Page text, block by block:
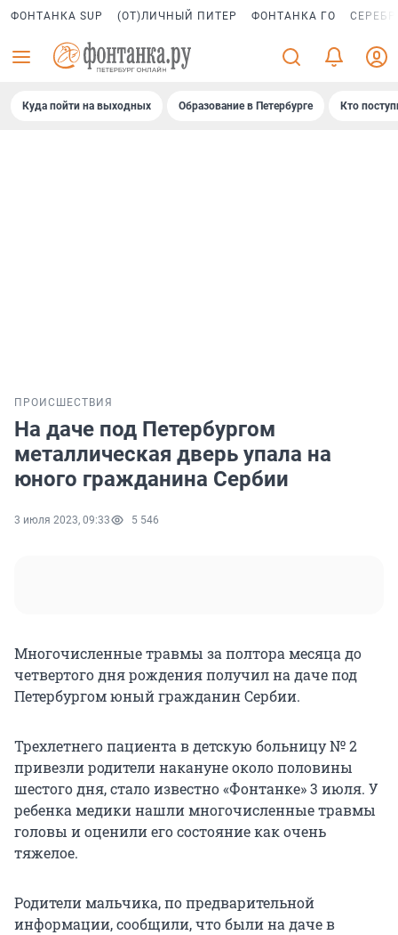
ФОНТАНКА SUP (ОТ)ЛИЧНЫЙ ПИТЕР ФОНТАНКА ГО
Куда пойти на выходных Образование в Петербурге Кто
ПРОИСШЕСТВИЯ
На даче под Петербургом
металлическая дверь упала на
юного гражданина Сербии
3 июля 2023, 09:33 5 546
Многочисленные травмы за полтора месяца до
четвертого дня рождения получил на даче под
Петербургом юный гражданин Сербии.
Трехлетнего пациента в детскую больницу № 2
привезли родители накануне около половины
шестого дня, стало известно «Фонтанке» 3 июля. У
ребенка медики нашли многочисленные травмы
головы и оценили его состояние как очень
тяжелое.
Родители мальчика, по предварительной
информации, сообщили, что были на даче в